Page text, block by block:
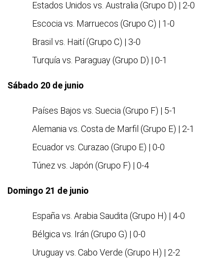
Estados Unidos vs. Australia (Grupo D) | 2-0
Escocia vs. Marruecos (Grupo C) | 1-0
Brasil vs. Haití (Grupo C) | 3-0
Turquía vs. Paraguay (Grupo D) | 0-1
Sábado 20 de junio
Países Bajos vs. Suecia (Grupo F) | 5-1
Alemania vs. Costa de Marfil (Grupo E) | 2-1
Ecuador vs. Curazao (Grupo E) | 0-0
Túnez vs. Japón (Grupo F) | 0-4
Domingo 21 de junio
España vs. Arabia Saudita (Grupo H) | 4-0
Bélgica vs. Irán (Grupo G) | 0-0
Uruguay vs. Cabo Verde (Grupo H) | 2-2